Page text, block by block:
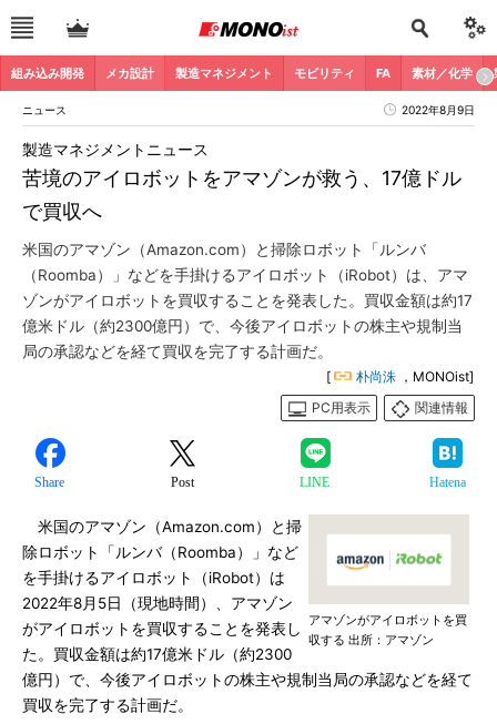
組み込み開発 メカ設計 製造マネジメント モビリティ FA 素材／化学
ニュース 2022年8月9日
苦境のアイロボットをアマゾンが救う、17億ドル
で買収へ
製造マネジメントニュース
米国のアマゾン（Amazon.com）と掃除ロボット「ルンバ
（Roomba）」などを手掛けるアイロボット（iRobot）は、アマ
ゾンがアイロボットを買収することを発表した。買収金額は約17
億米ドル（約2300億円）で、今後アイロボットの株主や規制当
局の承認などを経て買収を完了する計画だ。
[ 朴尚洙 ，MONOist]
PC用表示
関連情報
Share Post LINE Hatena
アマゾンがアイロボットを買
収する 出所：アマゾン
米国のアマゾン（Amazon.com）と掃
除ロボット「ルンバ（Roomba）」など
を手掛けるアイロボット（iRobot）は
2022年8月5日（現地時間）、アマゾン
がアイロボットを買収することを発表し
た。買収金額は約17億米ドル（約2300
億円）で、今後アイロボットの株主や規制当局の承認などを経て
買収を完了する計画だ。